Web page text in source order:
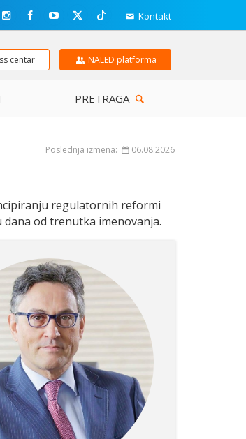
Kontakt
centar NALED platforma
PRETRAGA
Poslednja izmena: 06.08.2026
regulatornih reformi
od trenutka imenovanja.